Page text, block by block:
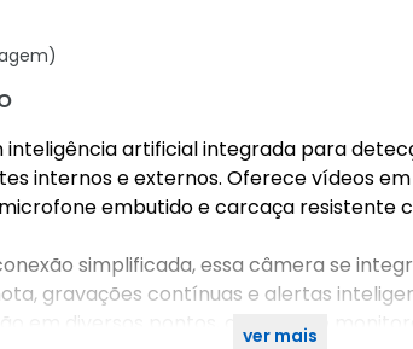
artificial integrada para
internos e externos. Oferece vídeos em
embutido e carcaça resistente
simplificada, essa câmera se
gravações contínuas e alertas
em diversos pontos, garantindo
ver mais